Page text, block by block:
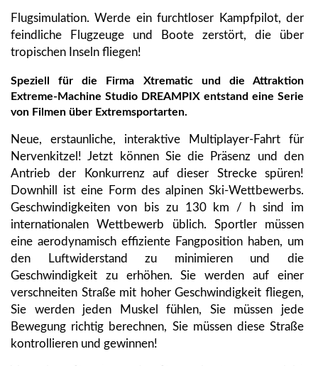
Flugsimulation. Werde ein furchtloser Kampfpilot, der
feindliche Flugzeuge und Boote zerstört, die über
tropischen Inseln fliegen!
Speziell für die Firma Xtrematic und die Attraktion
Extreme-Machine Studio DREAMPIX entstand eine Serie
von Filmen über Extremsportarten.
Neue, erstaunliche, interaktive Multiplayer-Fahrt für
Nervenkitzel! Jetzt können Sie die Präsenz und den
Antrieb der Konkurrenz auf dieser Strecke spüren!
Downhill ist eine Form des alpinen Ski-Wettbewerbs.
Geschwindigkeiten von bis zu 130 km / h sind im
internationalen Wettbewerb üblich. Sportler müssen
eine aerodynamisch effiziente Fangposition haben, um
den Luftwiderstand zu minimieren und die
Geschwindigkeit zu erhöhen. Sie werden auf einer
verschneiten Straße mit hoher Geschwindigkeit fliegen,
Sie werden jeden Muskel fühlen, Sie müssen jede
Bewegung richtig berechnen, Sie müssen diese Straße
kontrollieren und gewinnen!